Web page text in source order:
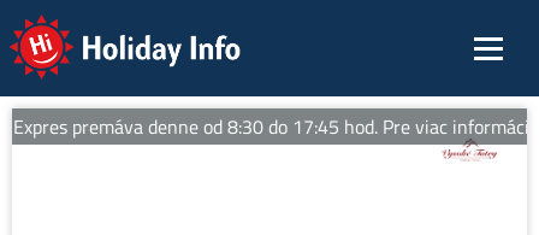
Holiday Info
premáva denne od 8:30 do 17:45 hod. Pre viac